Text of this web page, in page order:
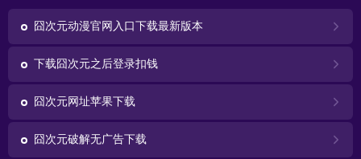
囧次元动漫官网入口下载最新版本
下载囧次元之后登录扣钱
囧次元网址苹果下载
囧次元破解无广告下载